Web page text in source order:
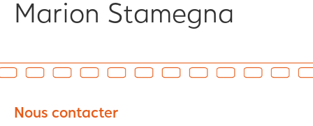
Marion Stamegna
Nous contacter